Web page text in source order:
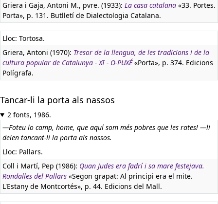
Griera i Gaja, Antoni M., pvre. (1933): La casa catalana «33. Portes.
Porta», p. 131. Butlletí de Dialectologia Catalana.
Lloc: Tortosa.
Griera, Antoni (1970): Tresor de la llengua, de les tradicions i de la
cultura popular de Catalunya - XI - O-PUXÉ«Porta», p. 374. Edicions
Polígrafa.
Tancar-li la porta als nassos
2 fonts, 1986.
—Foteu lo camp, home, que aquí som més pobres que les rates! —li
deien tancant-li la porta als nassos.
Lloc: Pallars.
Coll i Martí, Pep (1986): Quan Judes era fadrí i sa mare festejava.
Rondalles del Pallars «Segon grapat: Al principi era el mite.
L'Estany de Montcortés», p. 44. Edicions del Mall.